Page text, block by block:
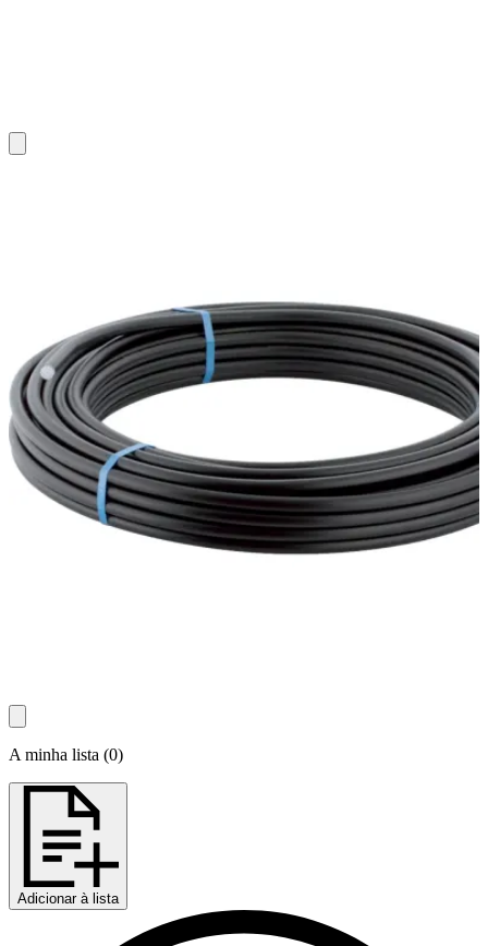
A minha lista (0)
Adicionar à lista